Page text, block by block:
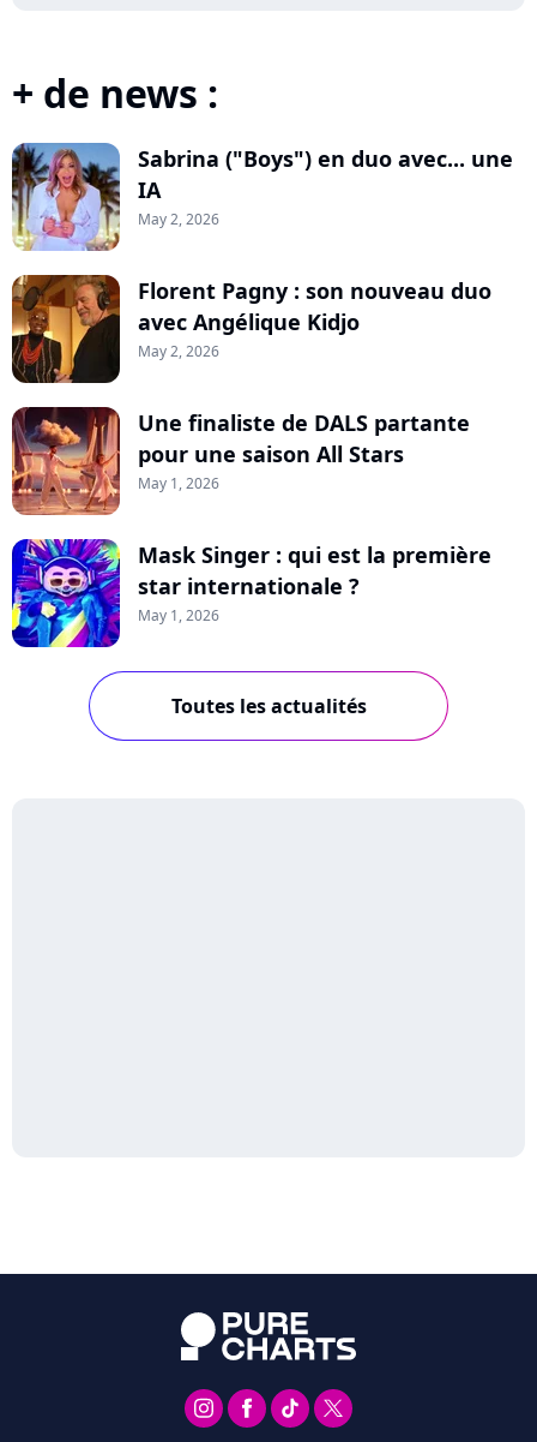
+ de news :
Sabrina ("Boys") en duo avec... une
IA
May 2, 2026
Florent Pagny : son nouveau duo
avec Angélique Kidjo
May 2, 2026
Une finaliste de DALS partante
pour une saison All Stars
May 1, 2026
Mask Singer : qui est la première
star internationale ?
May 1, 2026
Toutes les actualités